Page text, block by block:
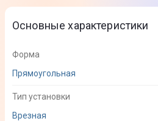
Основные характеристики
Форма
Прямоугольная
Тип установки
Врезная